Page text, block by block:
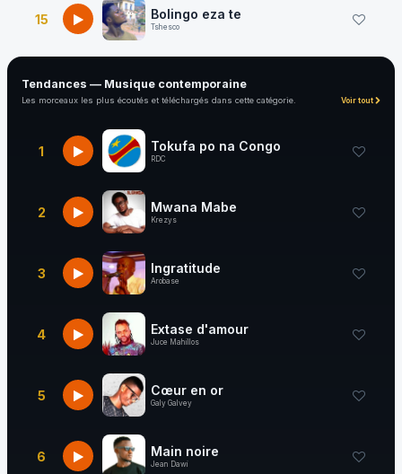
15 Bolingo eza te
Tshesco
Tendances — Musique contemporaine
Les morceaux les plus écoutés et téléchargés dans cette catégorie. Voir tout
1 Tokufa po na Congo
RDC
2 Mwana Mabe
Krezys
3 Ingratitude
Arobase
4 Extase d'amour
Juce Mahillos
5 Cœur en or
Galy Galvey
6 Main noire
Jean Dawi